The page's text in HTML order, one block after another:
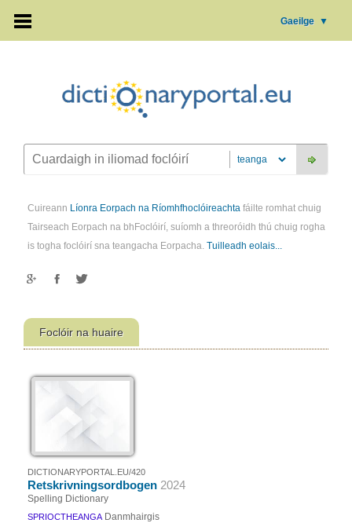
Gaeilge ▼
Cuireann Líonra Eorpach na Ríomhfhoclóireachta fáilte romhat chuig
Tairseach Eorpach na bhFoclóirí, suíomh a threoróidh thú chuig rogha
is togha foclóirí sna teangacha Eorpacha. Tuilleadh eolais...
Foclóir na huaire
DICTIONARYPORTAL.EU/420
Retskrivningsordbogen 2024
Spelling Dictionary
SPRIOCTHEANGA Danmhairgis